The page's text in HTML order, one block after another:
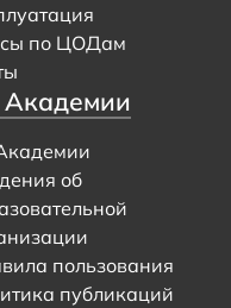
по ЦОДам
об
пользования
публикаций